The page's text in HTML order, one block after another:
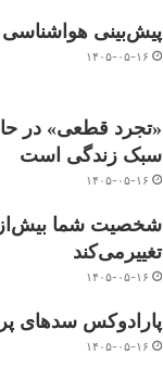
پیش‌بینی هواشناسی
۱۴۰۵-۰۵-۱۶
«تجرد قطعی» در
سبک زندگی است
۱۴۰۵-۰۵-۱۶
شخصیت شما بیش‌از
تغییر‌می‌کند
۱۴۰۵-۰۵-۱۶
پارادوکس سدهای
۱۴۰۵-۰۵-۱۶